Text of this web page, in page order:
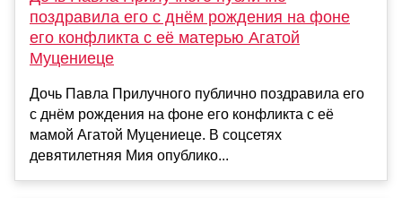
поздравила его с днём рождения на фоне
его конфликта с её матерью Агатой
Муцениеце
Дочь Павла Прилучного публично поздравила его
с днём рождения на фоне его конфликта с её
мамой Агатой Муцениеце. В соцсетях
девятилетняя Мия опублико...